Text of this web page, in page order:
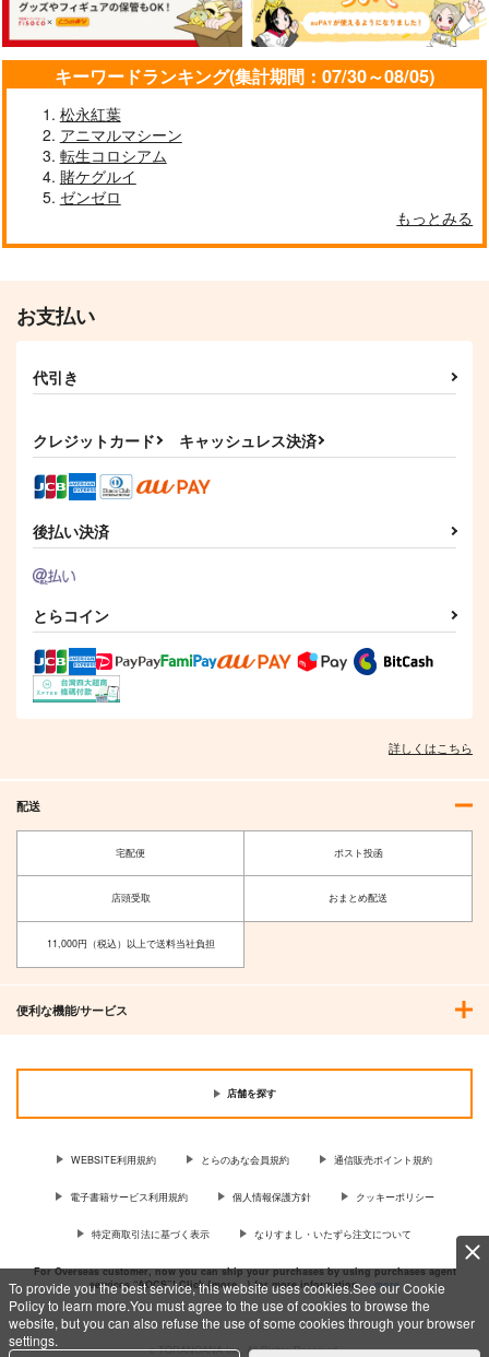
To provide you the best service, this website uses cookies.See our Cookie
Policy to learn more.You must agree to the use of cookies to browse the
website, but you can also refuse the use of some cookies through your browser
settings.
[2608]シオリ・ノヴェ
ラ アクスタ
くわい屋
1,572円 （税込）
ホロライブ
シオリ・ノヴェラ
キーワードランキング(集計期間：07/30～08/05)
松永紅葉
アニマルマシーン
転生コロシアム
賭ケグルイ
ゼンゼロ
もっとみる
お支払い
代引き
クレジットカード キャッシュレス決済
後払い決済
とらコイン
詳しくはこちら
配送
宅配便 ポスト投函
店頭受取 おまとめ配送
11,000円（税込）以上で送料当社負担
便利な機能/サービス
店舗を探す
WEBSITE利用規約 とらのあな会員規約 通信販売ポイント規約
電子書籍サービス利用規約 個人情報保護方針 クッキーポリシー
特定商取引法に基づく表示 なりすまし・いたずら注文について
For Overseas customer, now you can ship your purchases by using purchases agent
services “AOCS”! Click {more…} for more information …more
c TORANOANA Inc, All Rights Reserved.